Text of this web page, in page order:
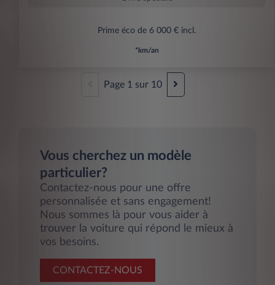
Prime éco de 6 000 € incl.
*km/an
Page 1 sur 10
Vous cherchez un modèle
particulier?
Contactez-nous pour une offre
personnalisée et sans engagement!
Nous sommes là pour vous aider à
trouver la voiture qui répond le mieux à
vos besoins.
CONTACTEZ-NOUS